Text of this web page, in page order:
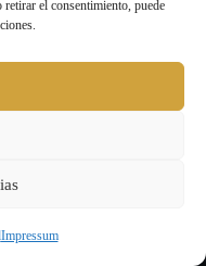
el consentimiento, puede
Impressum